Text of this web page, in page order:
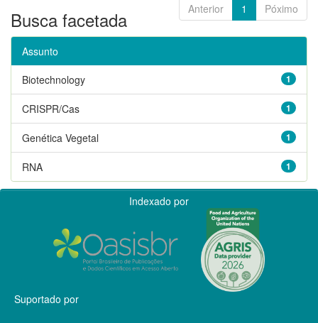
Anterior 1 Póximo
Busca facetada
Assunto
1
Biotechnology
1
CRISPR/Cas
1
Genética Vegetal
1
RNA
Indexado por
Suportado por